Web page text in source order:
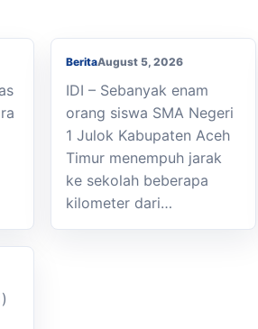
BeritaAugust 5, 2026
IDI – Sebanyak enam
orang siswa SMA Negeri
1 Julok Kabupaten Aceh
Timur menempuh jarak
ke sekolah beberapa
kilometer dari…